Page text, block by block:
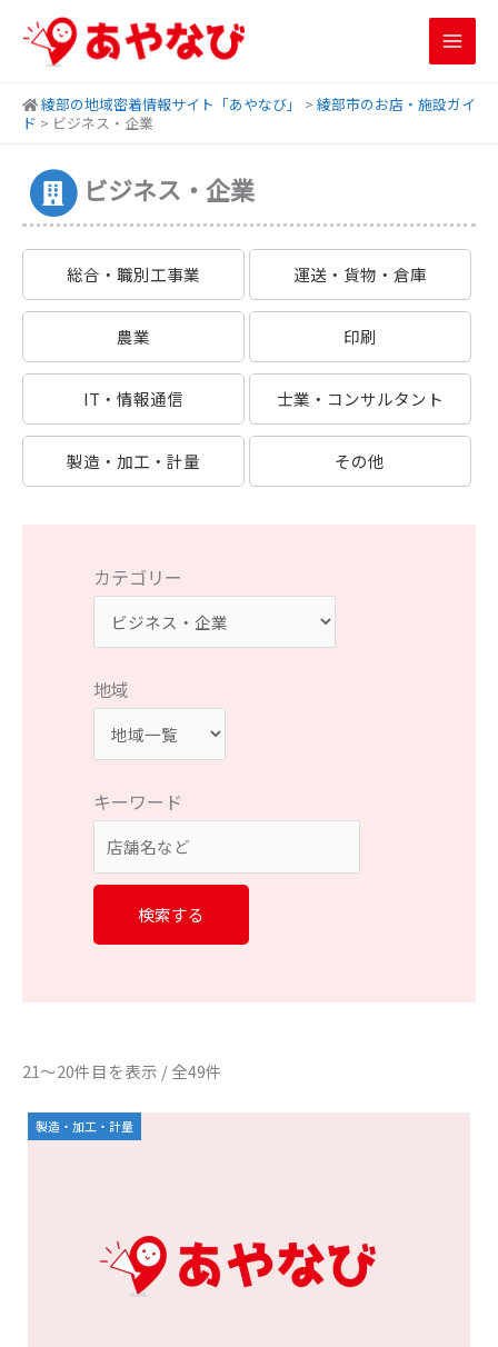
綾部の地域密着情報サイト「あやなび」 > 綾部市のお店・施設ガイ
ド > ビジネス・企業
ビジネス・企業
総合・職別工事業 運送・貨物・倉庫
農業 印刷
IT・情報通信 士業・コンサルタント
製造・加工・計量 その他
カテゴリー
地域
キーワード
21～20件目を表示 / 全49件
製造・加工・計量